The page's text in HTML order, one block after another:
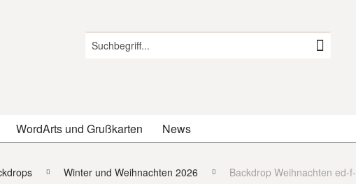
WordArts und Grußkarten News
Winter und Weihnachten 2026 Backdrop Weihnachten ed-